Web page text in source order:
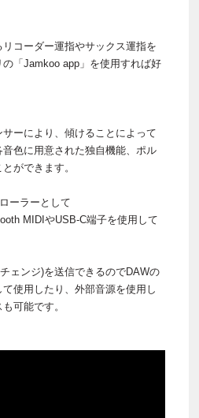
コーダー運指やサックス運指を
「Jamkoo app」を使用すれば好
ーにより、傾けることによって
色に用意された独自機能、ポル
ができます。
ーラーとして
MIDIやUSB-C端子を使用して
ェンジ)を送信できるのでDAWの
使用したり、外部音源を使用し
可能です。